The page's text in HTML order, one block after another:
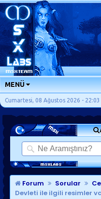
MENÜ
ANA SAYFA
FORUMLAR
SORU-CEVAP
GÜNLÜKLER
SON MESAJLAR
KISAYOLLAR
Cumartesi, 08 Ağustos 2026 - 22:03
Forum Sorular
Devleti ile ilgili resimler